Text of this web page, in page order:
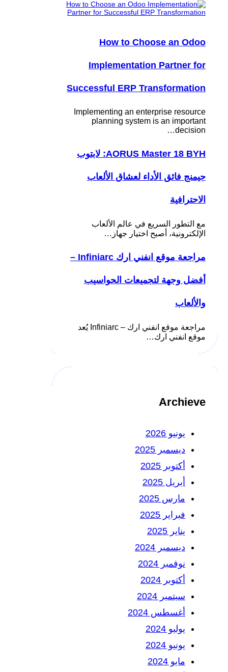
How to Choose an Odoo
Implementation Partner for
Successful ERP Transformation
Implementing an enterprise resource
planning system is an important
decision…
AORUS Master 18 BYH: لابتوب
جيمنج فائق الأداء لعشاق الألعاب
الاحترافية
مع التطور السريع في عالم الألعاب
الإلكترونية، أصبح اختيار جهاز…
مراجعة موقع انفني ارك Infiniarc –
أفضل وجهة لتجميعات الحواسيب
والألعاب
مراجعة موقع انفني ارك – Infiniarc يُعد
موقع انفني ارك…
Archieve
يونيو 2026
ديسمبر 2025
أكتوبر 2025
أبريل 2025
مارس 2025
فبراير 2025
يناير 2025
ديسمبر 2024
نوفمبر 2024
أكتوبر 2024
سبتمبر 2024
أغسطس 2024
يوليو 2024
يونيو 2024
مايو 2024